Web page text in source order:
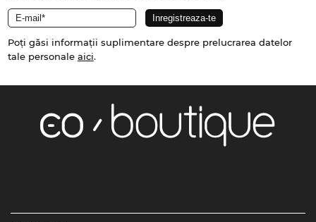
Poți găsi informații suplimentare despre prelucrarea datelor
tale personale aici.